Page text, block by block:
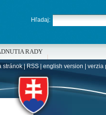
Hľadaj:
RADY
stránok|RSS| english version verzia